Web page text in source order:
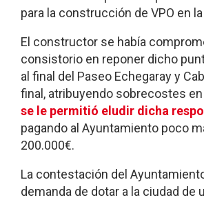
para la construcción de VPO en
El constructor se había
consistorio en reponer dicho
al final del Paseo Echegaray y
final, atribuyendo sobrecostes en
se le permitió eludir dicha
pagando al Ayuntamiento poco
200.000€.
La contestación del
demanda de dotar a la ciudad de